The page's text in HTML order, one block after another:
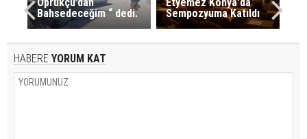
Bahsedeceğim “ dedi.
Sempozyuma Katıldı
HABERE YORUM KAT